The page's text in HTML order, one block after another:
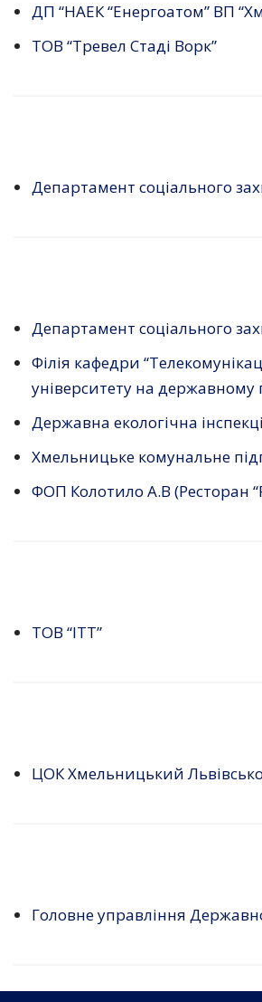
ДП “НАЕК “Енергоатом” ВП
ТОВ “Тревел Стаді Ворк”
Департамент соціального
Департамент соціального
Філія кафедри
університету на державному
Державна екологічна
Хмельницьке комунальне
ФОП Колотило А.В (Ресторан
ТОВ “ІТТ”
ЦОК Хмельницький
Головне управління